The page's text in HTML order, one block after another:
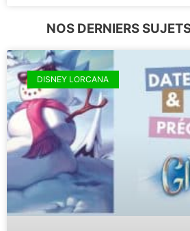
NOS DERNIERS
DISNEY LORCANA